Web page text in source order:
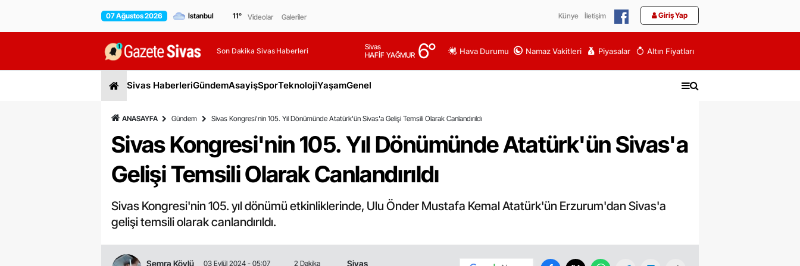
07 Ağustos 2026 11° Videolar Galeriler Künye İletişim Giriş Yap
Son Dakika Sivas Haberleri
Sivas
HAFİF YAĞMUR 6° Hava Durumu Namaz Vakitleri Piyasalar Altın Fiyatları
Sivas HaberleriGündemAsayişSporTeknolojiYaşamGenel
ANASAYFA Gündem Sivas Kongresi'nin 105. Yıl Dönümünde Atatürk'ün Sivas'a Gelişi Temsili Olarak Canlandırıldı
Sivas Kongresi'nin 105. Yıl Dönümünde Atatürk'ün Sivas'a
Gelişi Temsili Olarak Canlandırıldı
Sivas Kongresi'nin 105. yıl dönümü etkinliklerinde, Ulu Önder Mustafa Kemal Atatürk'ün Erzurum'dan Sivas'a
gelişi temsili olarak canlandırıldı.
Semra Köylü
03 Eylül 2024 - 05:07
2 Dakika
Sivas